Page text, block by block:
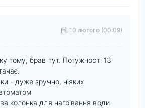
10 лютого (00:09)
тому, брав тут. Потужності 13
- дуже зручно, ніяких
колонка для нагрівання води